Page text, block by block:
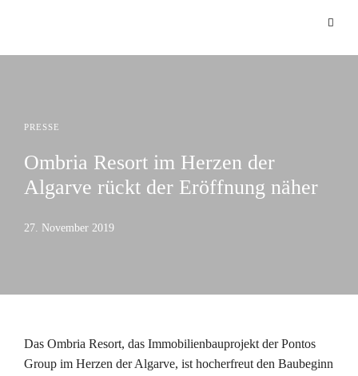
PRESSE
Ombria Resort im Herzen der
Algarve rückt der Eröffnung näher
27. November 2019
Das Ombria Resort, das Immobilienbauprojekt der Pontos
Group im Herzen der Algarve, ist hocherfreut den Baubeginn